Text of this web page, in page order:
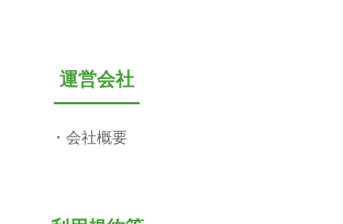
運営会社
会社概要